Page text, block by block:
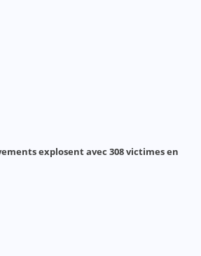
explosent avec 308 victimes en